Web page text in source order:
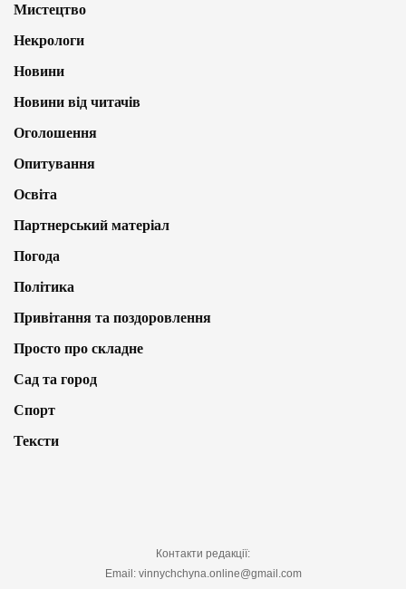
Мистецтво
Некрологи
Новини
Новини від читачів
Оголошення
Опитування
Освіта
Партнерський матеріал
Погода
Політика
Привітання та поздоровлення
Просто про складне
Сад та город
Спорт
Тексти
Контакти редакції:
Email: vinnychchyna.online@gmail.com